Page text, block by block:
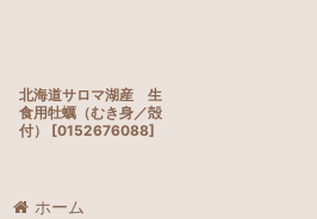
北海道サロマ湖産 生
食用牡蠣（むき身／殻
付）
[0152676088]
ホーム